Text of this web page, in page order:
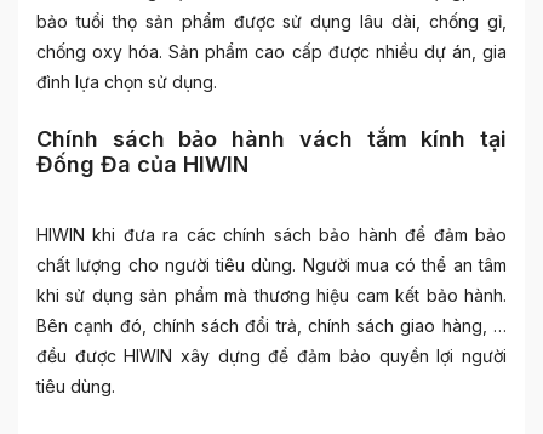
bảo tuổi thọ sản phẩm được sử dụng lâu dài, chống gỉ,
chống oxy hóa. Sản phẩm cao cấp được nhiều dự án, gia
đình lựa chọn sử dụng.
Chính sách bảo hành vách tắm kính tại
Đống Đa của HIWIN
HIWIN khi đưa ra các chính sách bảo hành để đảm bảo
chất lượng cho người tiêu dùng. Người mua có thể an tâm
khi sử dụng sản phẩm mà thương hiệu cam kết bảo hành.
Bên cạnh đó, chính sách đổi trả, chính sách giao hàng, …
đều được HIWIN xây dựng để đảm bảo quyền lợi người
tiêu dùng.